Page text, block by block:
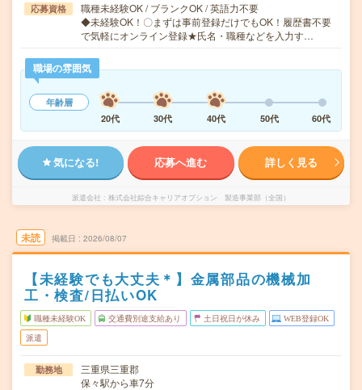
応募資格
職種未経験OK / ブランクOK / 英語力不要
◆未経験OK！〇まずは事前登録だけでもOK！履歴書不要
で気軽にオンライン登録★氏名・職種などを入力す…
職場の雰囲気
年齢層
20代
30代 40代 50代 60代
気になる! 応募へ進む 詳しく見る
派遣会社 株式会社綜合キャリアオプション 製造事業部（全国）
未読 掲載日 2026/08/07
【未経験でも大丈夫＊】金属部品の機械加
工・検査/日払いOK
職種未経験OK 交通費別途支給あり 土日祝日が休み WEB登録OK
派遣
勤務地
三重県三重郡
保々駅から車7分